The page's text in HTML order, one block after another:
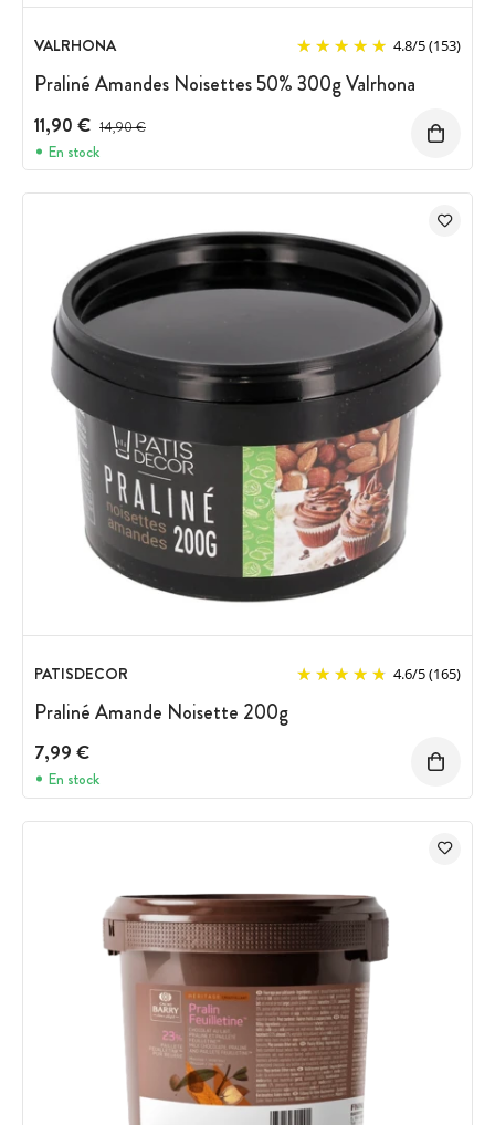
VALRHONA 4.8/5(153)
Praliné Amandes Noisettes 50% 300g Valrhona
11,90 € Prix avant réduction :
14,90 €
En stock
PATISDECOR 4.6/5(165)
Praliné Amande Noisette 200g
7,99 €
En stock